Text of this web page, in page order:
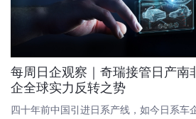
每周日企观察｜奇瑞接管日产南
企全球实力反转之势
四十年前中国引进日系产线，如今日系车